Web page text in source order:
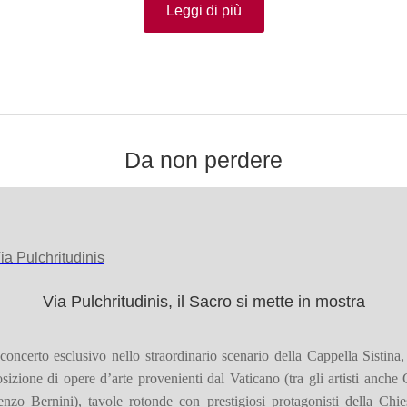
Leggi di più
Da non perdere
Via Pulchritudinis, il Sacro si mette in mostra
esclusivo nello straordinario scenario della Cappella Sistina,
di opere d’arte provenienti dal Vaticano (tra gli artisti anche
Bernini), tavole rotonde con prestigiosi protagonisti della